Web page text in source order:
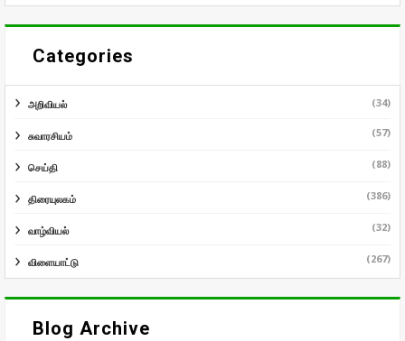
Categories
அறிவியல் (34)
சுவாரசியம் (57)
செய்தி (88)
திரையுலகம் (386)
வாழ்வியல் (32)
விளையாட்டு (267)
Blog Archive